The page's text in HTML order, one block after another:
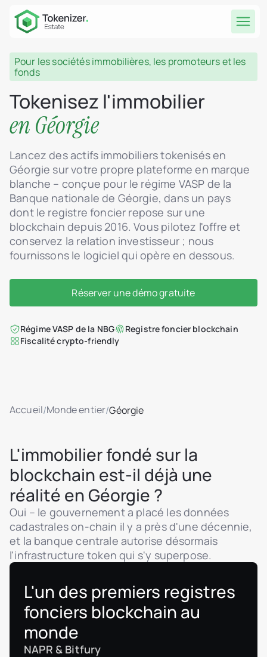
Pour les sociétés immobilières, les promoteurs et les
fonds
Tokenisez l'immobilier
en Géorgie
Lancez des actifs immobiliers tokenisés en
Géorgie sur votre propre plateforme en marque
blanche – conçue pour le régime VASP de la
Banque nationale de Géorgie, dans un pays
dont le registre foncier repose sur une
blockchain depuis 2016. Vous pilotez l'offre et
conservez la relation investisseur ; nous
fournissons le logiciel qui opère en dessous.
Réserver une démo gratuite
Régime VASP de la NBG
Registre foncier blockchain
Fiscalité crypto-friendly
Accueil/Monde entier/Géorgie
L'immobilier fondé sur la
blockchain est-il déjà une
réalité en Géorgie ?
Oui – le gouvernement a placé les données
cadastrales on-chain il y a près d'une décennie,
et la banque centrale autorise désormais
l'infrastructure token qui s'y superpose.
L'un des premiers registres
fonciers blockchain au
monde
NAPR & Bitfury